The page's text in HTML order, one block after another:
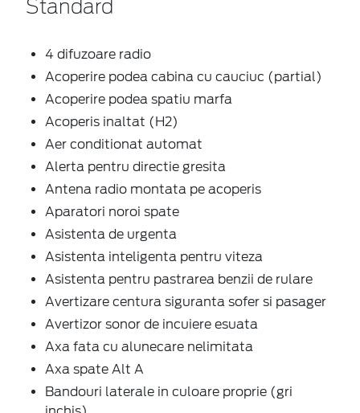
Standard
4 difuzoare radio
Acoperire podea cabina cu cauciuc (partial)
Acoperire podea spatiu marfa
Acoperis inaltat (H2)
Aer conditionat automat
Alerta pentru directie gresita
Antena radio montata pe acoperis
Aparatori noroi spate
Asistenta de urgenta
Asistenta inteligenta pentru viteza
Asistenta pentru pastrarea benzii de rulare
Avertizare centura siguranta sofer si pasager
Avertizor sonor de incuiere esuata
Axa fata cu alunecare nelimitata
Axa spate Alt A
Bandouri laterale in culoare proprie (gri